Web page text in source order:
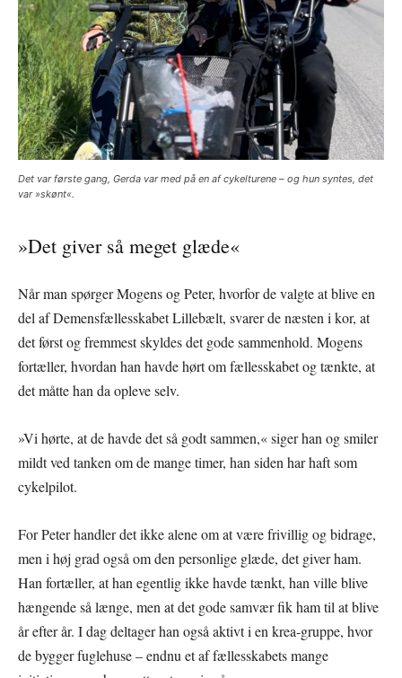
Det var første gang, Gerda var med på en af cykelturene – og hun syntes, det
var »skønt«.
»Det giver så meget glæde«
Når man spørger Mogens og Peter, hvorfor de valgte at blive en
del af Demensfællesskabet Lillebælt, svarer de næsten i kor, at
det først og fremmest skyldes det gode sammenhold. Mogens
fortæller, hvordan han havde hørt om fællesskabet og tænkte, at
det måtte han da opleve selv.
»Vi hørte, at de havde det så godt sammen,« siger han og smiler
mildt ved tanken om de mange timer, han siden har haft som
cykelpilot.
For Peter handler det ikke alene om at være frivillig og bidrage,
men i høj grad også om den personlige glæde, det giver ham.
Han fortæller, at han egentlig ikke havde tænkt, han ville blive
hængende så længe, men at det gode samvær fik ham til at blive
år efter år. I dag deltager han også aktivt i en krea-gruppe, hvor
de bygger fuglehuse – endnu et af fællesskabets mange